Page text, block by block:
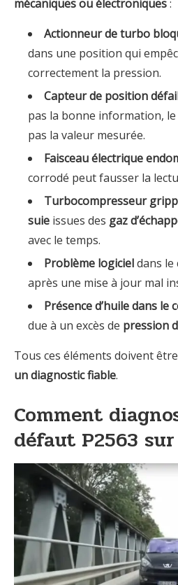
mécaniques ou électroniques:
Actionneur de turbo
dans une position qui
correctement la pression.
Capteur de position
pas la bonne information,
pas la valeur mesurée.
Faisceau électrique
corrodé peut fausser la
Turbocompresseur
suie issues des gaz
avec le temps.
Problème logicieldans le
après une mise à jour mal
Présence d’huile dans
due à un excès de pression
Tous ces éléments doivent
un diagnostic fiable.
Comment
défaut P2563